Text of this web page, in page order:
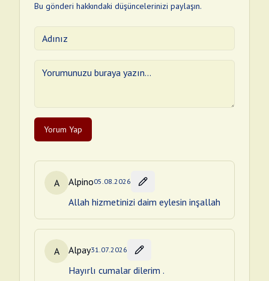
Bu gönderi hakkındaki düşüncelerinizi paylaşın.
Yorum Yap
A Alpino05.08.2026
Allah hizmetinizi daim eylesin inşallah
A Alpay31.07.2026
Hayırlı cumalar dilerim .